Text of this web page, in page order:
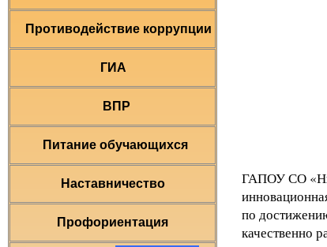
Противодействие коррупции
ГИА
ВПР
Питание обучающихся
Наставничество
Профориентация
ГАПОУ СО
по
качественно